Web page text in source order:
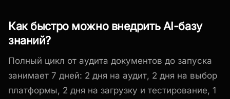
Как быстро можно внедрить AI-базу
знаний?
Полный цикл от аудита документов до запуска
занимает 7 дней: 2 дня на аудит, 2 дня на выбор
платформы, 2 дня на загрузку и тестирование, 1